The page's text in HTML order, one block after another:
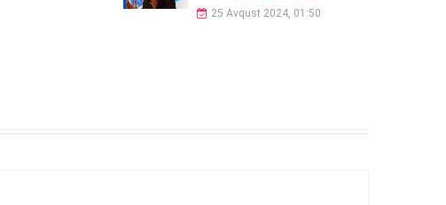
25 Avqust 2024, 01:50